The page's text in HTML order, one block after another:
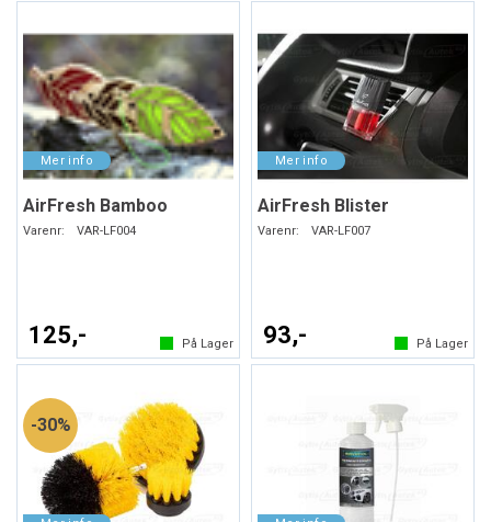
AirFresh Bamboo
Varenr: VAR-LF004
125,- På Lager
AirFresh Blister
Varenr: VAR-LF007
93,- På Lager
30%